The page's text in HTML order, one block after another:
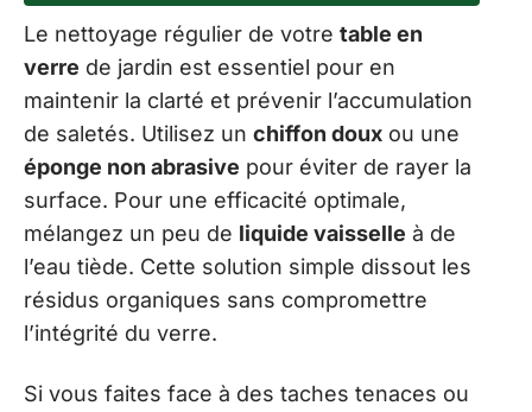
Le nettoyage régulier de votre table en
verre de jardin est essentiel pour en
maintenir la clarté et prévenir l’accumulation
de saletés. Utilisez un chiffon doux ou une
éponge non abrasive pour éviter de rayer la
surface. Pour une efficacité optimale,
mélangez un peu de liquide vaisselle à de
l’eau tiède. Cette solution simple dissout les
résidus organiques sans compromettre
l’intégrité du verre.
Si vous faites face à des taches tenaces ou